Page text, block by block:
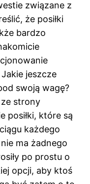
związane z
że posiłki
bardzo
jeszcze
swoją wagę?
strony
posiłki, które są
każdego
ma żadnego
po prostu o
opcji, aby ktoś